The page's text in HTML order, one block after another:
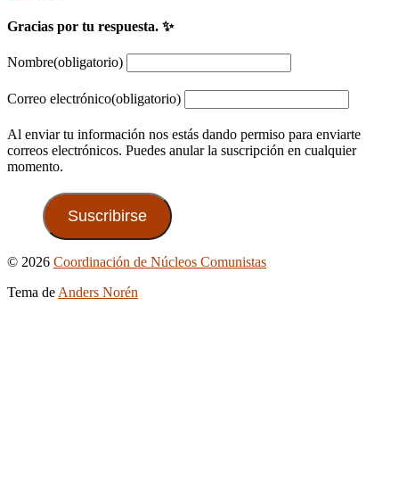
Gracias por tu respuesta. ✨
Nombre(obligatorio)
Correo electrónico(obligatorio)
Al enviar tu información nos estás dando permiso para enviarte
correos electrónicos. Puedes anular la suscripción en cualquier
momento.
Suscribirse
Ir
© 2026 Coordinación de Núcleos Comunistas
Tema de Anders Norén